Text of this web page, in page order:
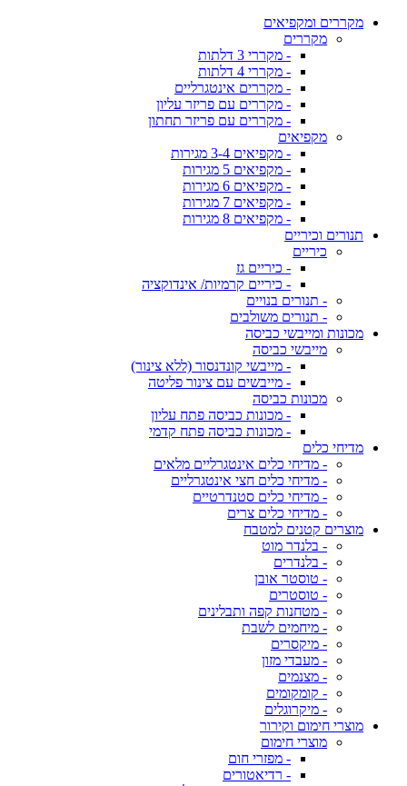
מקררים ומקפיאים
מקררים
- מקררי 3 דלתות
- מקררי 4 דלתות
- מקררים אינטגרליים
- מקררים עם פריזר עליון
- מקררים עם פריזר תחתון
מקפיאים
- מקפיאים 3-4 מגירות
- מקפיאים 5 מגירות
- מקפיאים 6 מגירות
- מקפיאים 7 מגירות
- מקפיאים 8 מגירות
תנורים וכיריים
כיריים
- כיריים גז
- כיריים קרמיות/ אינדוקציה
- תנורים בנויים
- תנורים משולבים
מכונות ומייבשי כביסה
מייבשי כביסה
- מייבשי קונדנסור (ללא צינור)
- מייבשים עם צינור פליטה
מכונות כביסה
- מכונות כביסה פתח עליון
- מכונות כביסה פתח קדמי
מדיחי כלים
- מדיחי כלים אינטגרליים מלאים
- מדיחי כלים חצי אינטגרליים
- מדיחי כלים סטנדרטיים
- מדיחי כלים צרים
מוצרים קטנים למטבח
- בלנדר מוט
- בלנדרים
- טוסטר אובן
- טוסטרים
- מטחנות קפה ותבלינים
- מיחמים לשבת
- מיקסרים
- מעבדי מזון
- מצנמים
- קומקומים
- מיקרוגלים
מוצרי חימום וקירור
מוצרי חימום
- מפזרי חום
- רדיאטורים